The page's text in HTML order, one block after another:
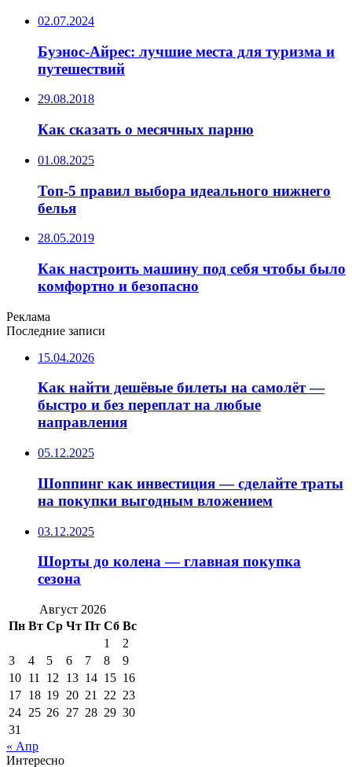
02.07.2024
Буэнос-Айрес: лучшие места для туризма и
путешествий
29.08.2018
Как сказать о месячных парню
01.08.2025
Топ-5 правил выбора идеального нижнего
белья
28.05.2019
Как настроить машину под себя чтобы было
комфортно и безопасно
Реклама
Последние записи
15.04.2026
Как найти дешёвые билеты на самолёт —
быстро и без переплат на любые
направления
05.12.2025
Шоппинг как инвестиция — сделайте траты
на покупки выгодным вложением
03.12.2025
Шорты до колена — главная покупка
сезона
Август 2026
Пн Вт Ср Чт Пт Сб Вс
1
2
3
4 5 6 7 8
9
10 11 12 13 14 15 16
17 18 19 20 21 22 23
24 25 26 27 28 29 30
31
« Апр
Интересно